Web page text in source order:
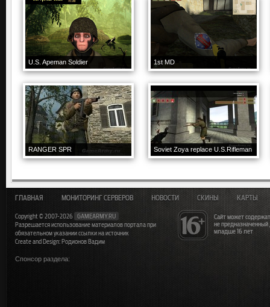
U.S. Apeman Soldier 1st MD
RANGER SPR Soviet Zoya replace U.S.Rifleman
Сайт может
не
младше 16 лет
ГЛАВНАЯ МОНИТОРИНГ СЕРВЕРОВ НОВОСТИ СКИНЫ КАРТЫ
Copyright © 2007-2026
GAMEARMY.RU
Разрешается использование материалов портала при
обязательном указании ссылки на источник
Create and Design: Родионов Вадим
Спонсор раздела: